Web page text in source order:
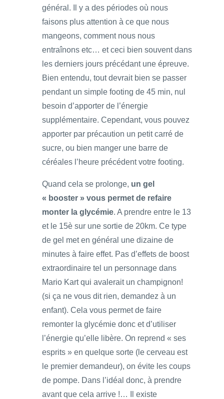
général. Il y a des périodes où nous
faisons plus attention à ce que nous
mangeons, comment nous nous
entraînons etc… et ceci bien souvent dans
les derniers jours précédant une épreuve.
Bien entendu, tout devrait bien se passer
pendant un simple footing de 45 min, nul
besoin d’apporter de l’énergie
supplémentaire. Cependant, vous pouvez
apporter par précaution un petit carré de
sucre, ou bien manger une barre de
céréales l’heure précédent votre footing.
Quand cela se prolonge, un gel
« booster » vous permet de refaire
monter la glycémie. A prendre entre le 13
et le 15è sur une sortie de 20km. Ce type
de gel met en général une dizaine de
minutes à faire effet. Pas d’effets de boost
extraordinaire tel un personnage dans
Mario Kart qui avalerait un champignon!
(si ça ne vous dit rien, demandez à un
enfant). Cela vous permet de faire
remonter la glycémie donc et d’utiliser
l’énergie qu’elle libère. On reprend « ses
esprits » en quelque sorte (le cerveau est
le premier demandeur), on évite les coups
de pompe. Dans l’idéal donc, à prendre
avant que cela arrive !… Il existe